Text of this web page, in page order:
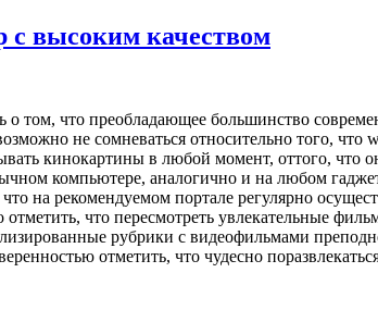
высоким качеством
о том, что преобладающее большинство
не сомневаться относительно того, что
кинокартины в любой момент, оттого,
компьютере, аналогично и на любом
на рекомендуемом портале регулярно
что пересмотреть увлекательные
рубрики с видеофильмами
отметить, что чудесно